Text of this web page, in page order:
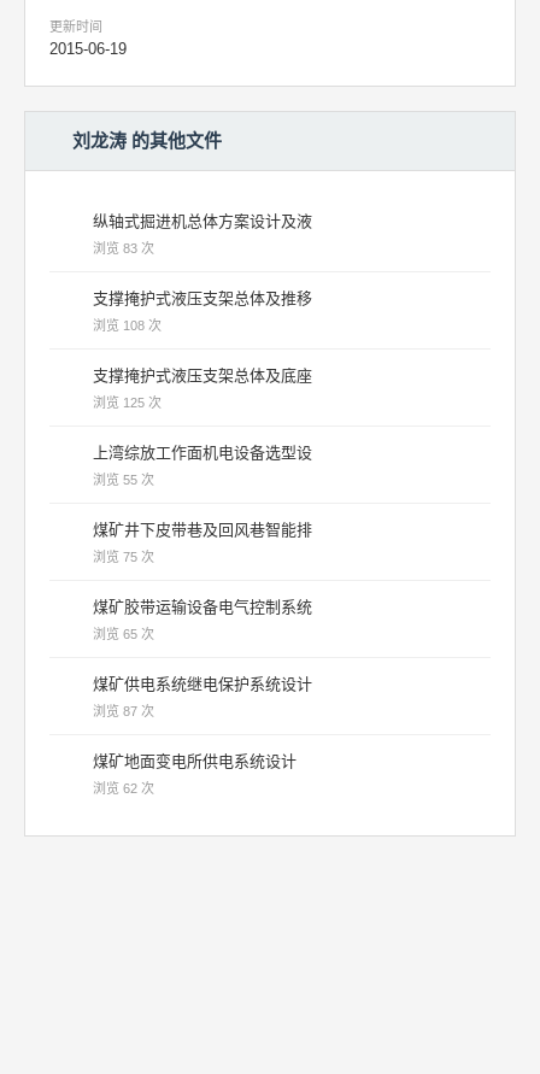
更新时间
2015-06-19
刘龙涛 的其他文件
纵轴式掘进机总体方案设计及液
浏览 83 次
支撑掩护式液压支架总体及推移
浏览 108 次
支撑掩护式液压支架总体及底座
浏览 125 次
上湾综放工作面机电设备选型设
浏览 55 次
煤矿井下皮带巷及回风巷智能排
浏览 75 次
煤矿胶带运输设备电气控制系统
浏览 65 次
煤矿供电系统继电保护系统设计
浏览 87 次
煤矿地面变电所供电系统设计
浏览 62 次